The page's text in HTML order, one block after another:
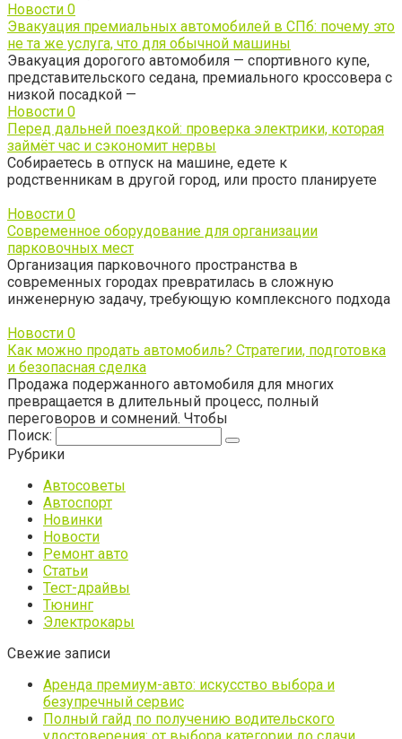
Новости 0
Эвакуация премиальных автомобилей в СПб: почему это
не та же услуга, что для обычной машины
Эвакуация дорогого автомобиля — спортивного купе,
представительского седана, премиального кроссовера с
низкой посадкой —
Новости 0
Перед дальней поездкой: проверка электрики, которая
займёт час и сэкономит нервы
Собираетесь в отпуск на машине, едете к
родственникам в другой город, или просто планируете
Новости 0
Современное оборудование для организации
парковочных мест
Организация парковочного пространства в
современных городах превратилась в сложную
инженерную задачу, требующую комплексного подхода
Новости 0
Как можно продать автомобиль? Стратегии, подготовка
и безопасная сделка
Продажа подержанного автомобиля для многих
превращается в длительный процесс, полный
переговоров и сомнений. Чтобы
Поиск:
Рубрики
Автосоветы
Автоспорт
Новинки
Новости
Ремонт авто
Статьи
Тест-драйвы
Тюнинг
Электрокары
Свежие записи
Аренда премиум-авто: искусство выбора и
безупречный сервис
Полный гайд по получению водительского